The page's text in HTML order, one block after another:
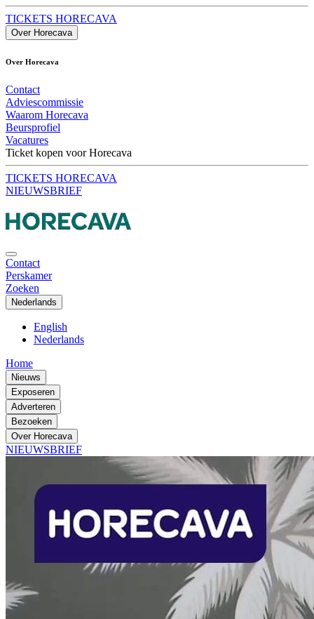
TICKETS HORECAVA
Over Horecava
Over Horecava
Contact
Adviescommissie
Waarom Horecava
Beursprofiel
Vacatures
Ticket kopen voor Horecava
TICKETS HORECAVA
NIEUWSBRIEF
Contact
Perskamer
Zoeken
Nederlands
English
Nederlands
Home
Nieuws
Exposeren
Adverteren
Bezoeken
Over Horecava
NIEUWSBRIEF